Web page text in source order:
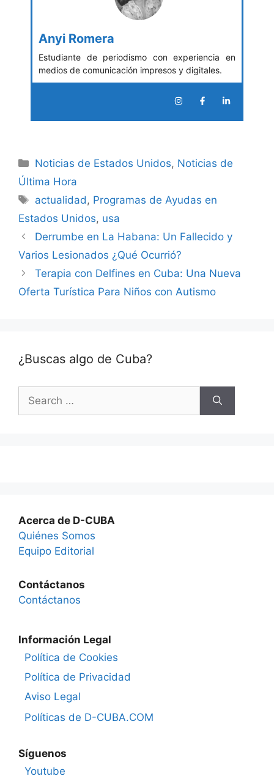
Anyi Romera
Estudiante de periodismo con experiencia en
medios de comunicación impresos y digitales.
Categories
Noticias de Estados Unidos, Noticias de
Última Hora
Tags
actualidad , Programas de Ayudas en
Estados Unidos, usa
Derrumbe en La Habana: Un Fallecido y
Varios Lesionados ¿Qué Ocurrió?
Terapia con Delfines en Cuba: Una Nueva
Oferta Turística Para Niños con Autismo
¿Buscas algo de Cuba?
for:
Acerca de D-CUBA
Quiénes Somos
Equipo Editorial
Contáctanos
Contáctanos
Información Legal
Política de Cookies
Política de Privacidad
Aviso Legal
Políticas de D-CUBA.COM
Síguenos
Youtube